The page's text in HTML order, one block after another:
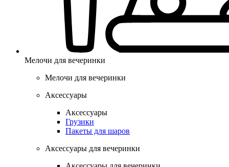
Мелочи для вечеринки
Мелочи для вечеринки
Аксессуары
Аксессуары
Грузики
Пакеты для шаров
Аксессуары для вечеринки